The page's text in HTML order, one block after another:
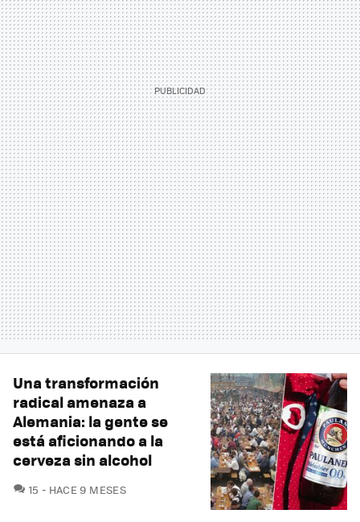
Una transformación
radical amenaza a
Alemania: la gente se
está aficionando a la
cerveza sin alcohol
15 COMENTARIOS
HACE 9 MESES